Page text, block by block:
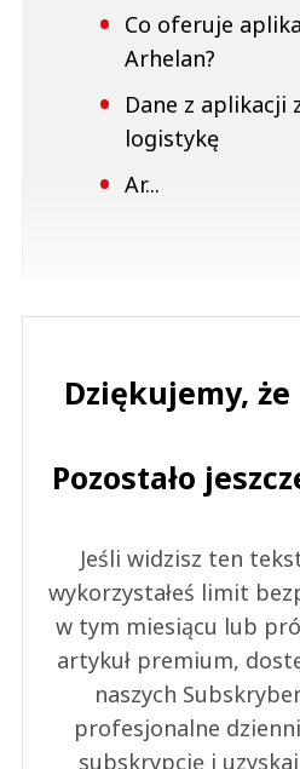
Co oferuje
Arhelan?
Dane z aplikacji
logistykę
Ar...
Dziękujemy, że
Pozostało
Jeśli widzisz ten
wykorzystałeś limit
w tym miesiącu lub
artykuł premium,
naszych
profesjonalne
subskrypcję i